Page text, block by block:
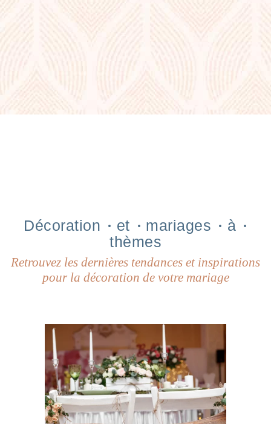
Décoration et mariages
à
thèmes
Retrouvez les dernières tendances et inspirations
pour la décoration de votre mariage